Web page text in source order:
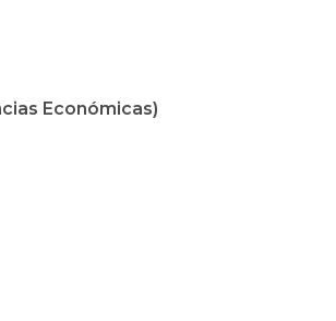
Económicas)